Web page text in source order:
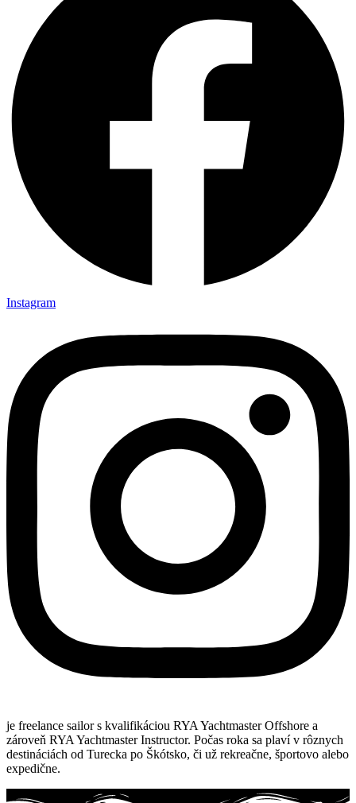
Instagram
je freelance sailor s kvalifikáciou RYA Yachtmaster Offshore a
zároveň RYA Yachtmaster Instructor. Počas roka sa plaví v rôznych
destináciách od Turecka po Škótsko, či už rekreačne, športovo alebo
expedične.